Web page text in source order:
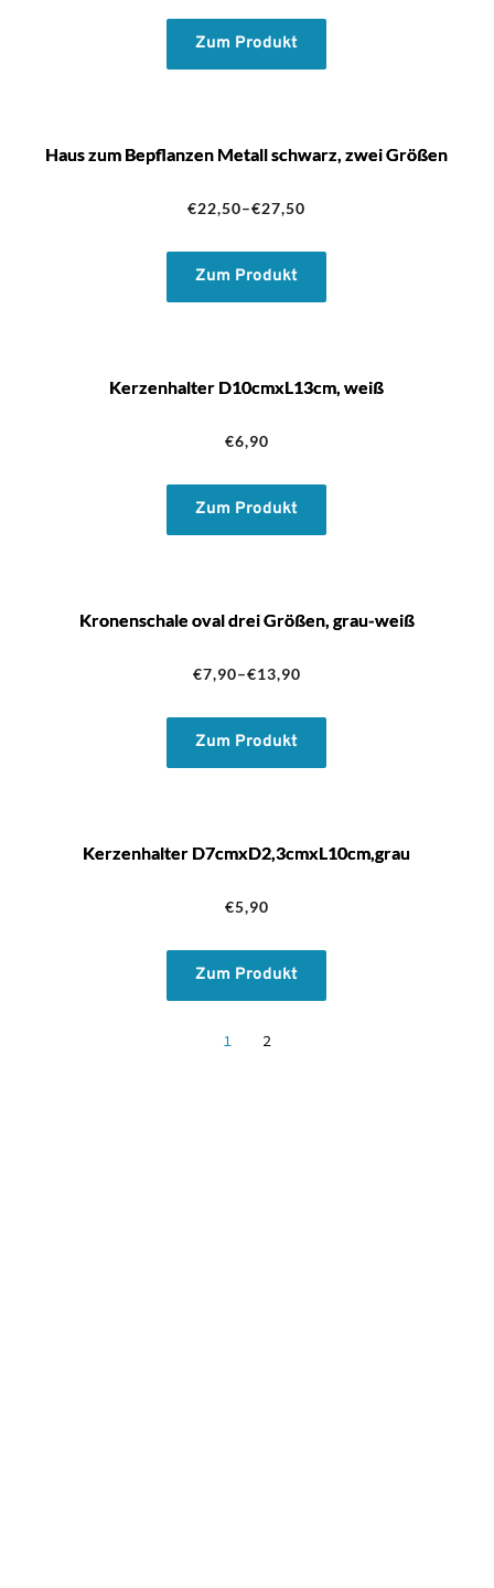
Zum Produkt
Haus zum Bepflanzen Metall schwarz, zwei Größen
€22,50–€27,50
Zum Produkt
Kerzenhalter D10cmxL13cm, weiß
€6,90
Zum Produkt
Kronenschale oval drei Größen, grau-weiß
€7,90–€13,90
Zum Produkt
Kerzenhalter D7cmxD2,3cmxL10cm,grau
€5,90
Zum Produkt
1 2